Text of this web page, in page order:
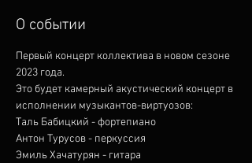
О событии
Первый концерт коллектива в новом сезоне
2023 года.
Это будет камерный акустический концерт в
исполнении музыкантов-виртуозов:
Таль Бабицкий - фортепиано
Антон Турусов - перкуссия
Эмиль Хачатурян - гитара